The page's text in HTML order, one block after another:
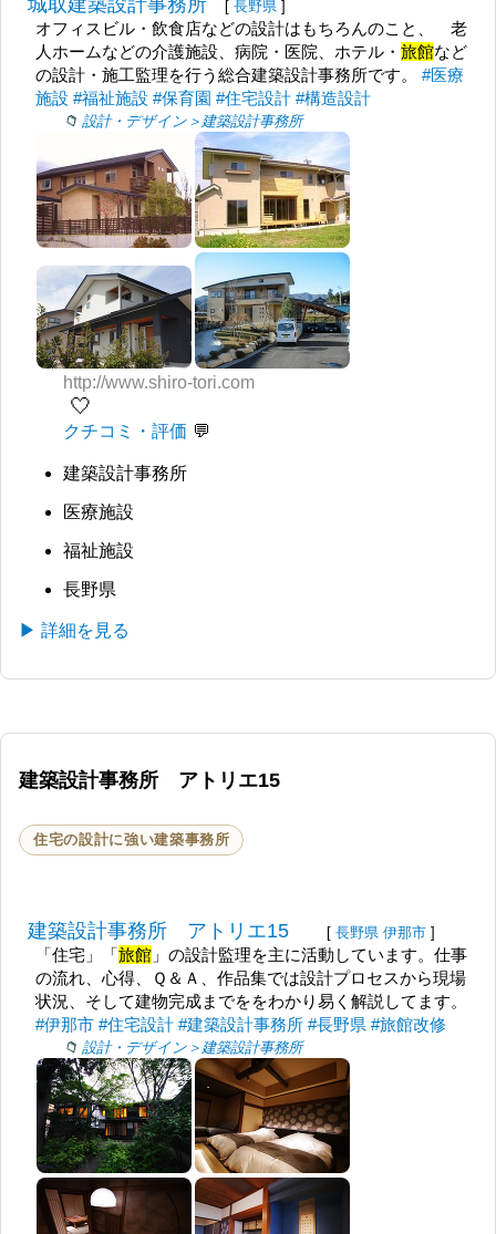
城取建築設計事務所 [ 長野県 ]
オフィスビル・飲食店などの設計はもちろんのこと、 老
人ホームなどの介護施設、病院・医院、ホテル・旅館など
の設計・施工監理を行う総合建築設計事務所です。#医療
施設 #福祉施設 #保育園 #住宅設計 #構造設計
設計・デザイン＞建築設計事務所
http://www.shiro-tori.com
🤍
クチコミ・評価
建築設計事務所
医療施設
福祉施設
長野県
▶ 詳細を見る
建築設計事務所 アトリエ15
住宅の設計に強い建築事務所
建築設計事務所 アトリエ15 [ 長野県 伊那市 ]
「住宅」「旅館 」の設計監理を主に活動しています。仕事
の流れ、心得、Ｑ＆Ａ、作品集では設計プロセスから現場
状況、そして建物完成までををわかり易く解説してます。
#伊那市 #住宅設計 #建築設計事務所 #長野県 #旅館改修
設計・デザイン＞建築設計事務所